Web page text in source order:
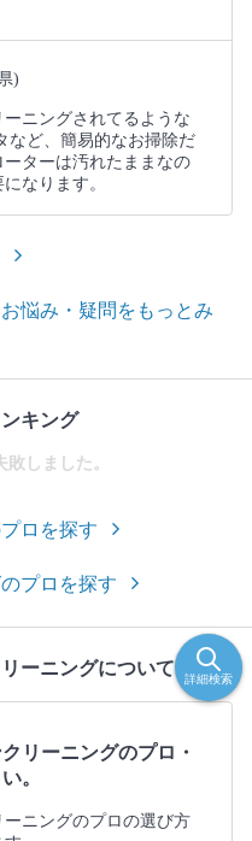
)
ニングされてるような
など、簡易的なお掃除だ
ターは汚れたままなの
なります。
悩み・疑問をもっとみ
キング
しました。
ロを探す
プロを探す
ーニングについて
リーニングのプロ・
。
ニングのプロの選び方
詳細検索